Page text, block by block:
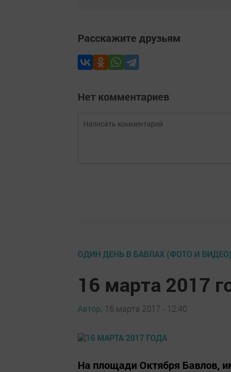
Расскажите друзьям
Нет комментариев
ОДИН ДЕНЬ В БАВЛАХ (ФОТО И ВИДЕО)
16 марта 2017
Автор, 16 марта 2017 - 12:40
На площади Октября Бавлов,